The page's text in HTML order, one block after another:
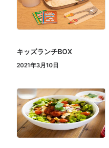
キッズランチBOX
2021年3月10日